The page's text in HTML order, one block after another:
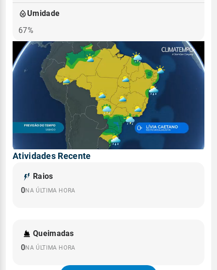
Umidade
67%
Atividades Recente
Raios
0NA ÚLTIMA HORA
Queimadas
0NA ÚLTIMA HORA